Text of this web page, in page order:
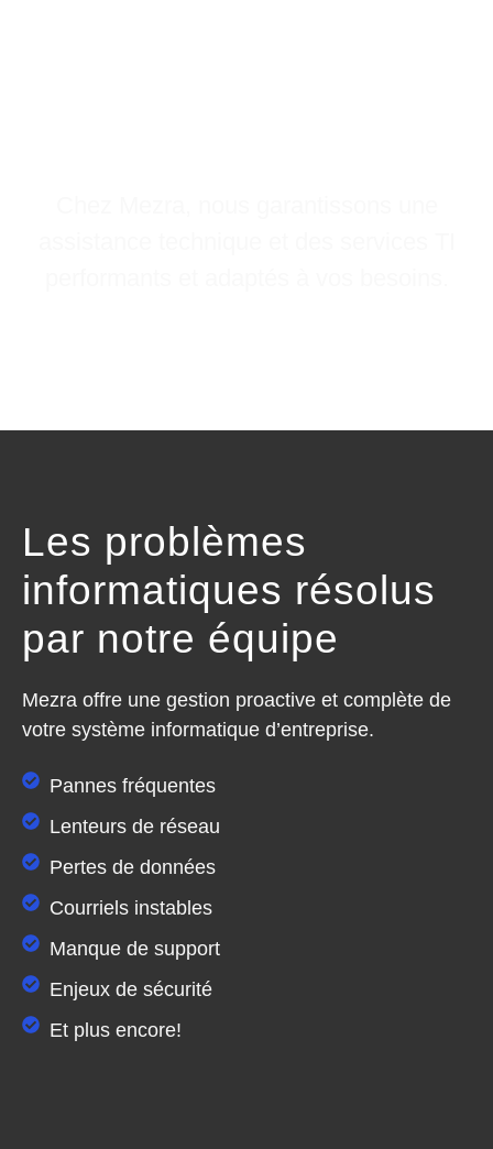
Les problèmes
informatiques résolus
par notre équipe
Mezra offre une gestion proactive et complète de
votre système informatique d’entreprise.
Pannes fréquentes
Lenteurs de réseau
Pertes de données
Courriels instables
Manque de support
Enjeux de sécurité
Et plus encore!